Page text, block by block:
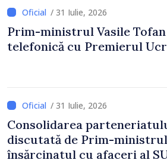
/ 31 Iulie, 2026
Prim-ministrul Vasile
telefonică cu Premierul
/ 31 Iulie, 2026
Consolidarea
discutată de Prim-ministrul
însărcinatul cu afaceri al